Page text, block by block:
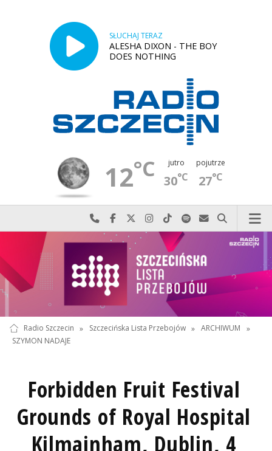
SŁUCHAJ TERAZ
ALESHA DIXON - THE BOY
DOES NOTHING
12°C jutro
30°C
pojutrze
27°C
Najlepiej po prostu do nas zadzwoń
Odwiedź nas na Facebook-u
Odwiedź nas na X
Odwiedź nas na Instagram-ie
Odwiedź nas na TikTok-u
Szukaj nas na Spotify
Wyślij do nas
Szukaj
Radio Szczecin » Szczecińska Lista Przebojów » ARCHIWUM
»
SZYMON NADAJE
Forbidden Fruit Festival
Grounds of Royal Hospital
Kilmainham, Dublin, 4